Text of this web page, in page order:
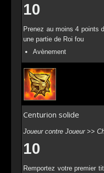
10
Prenez au moins 4 points
une partie de Roi fou
Avènement
Centurion solide
Joueur contre Joueur >>
10
Remportez votre premier